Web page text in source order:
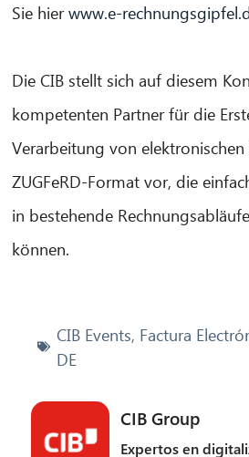
Sie hierwww.e-
Die CIB stellt sich auf diesem
kompetenten Partner für die
Verarbeitung von
ZUGFeRD-Format vor, die
in bestehende
können.
CIB Events, Factura
DE
CIB Group
Expertos en